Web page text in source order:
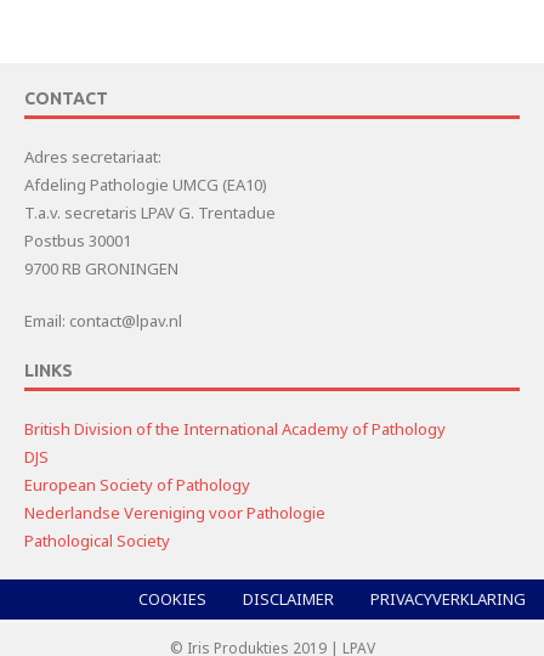
CONTACT
Adres secretariaat:
Afdeling Pathologie UMCG (EA10)
T.a.v. secretaris LPAV G. Trentadue
Postbus 30001
9700 RB GRONINGEN
Email: contact@lpav.nl
LINKS
British Division of the International Academy of Pathology
DJS
European Society of Pathology
Nederlandse Vereniging voor Pathologie
Pathological Society
COOKIES DISCLAIMER PRIVACYVERKLARING
© Iris Produkties 2019 | LPAV